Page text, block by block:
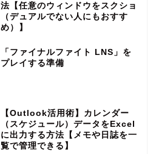
法【任意のウィンドウをスクショ
（デュアルでない人にもおすす
め）】
「ファイナルファイト LNS」を
プレイする準備
【Outlook活用術】カレンダー
（スケジュール）データをExcel
に出力する方法【メモや日誌を一
覧で管理できる】